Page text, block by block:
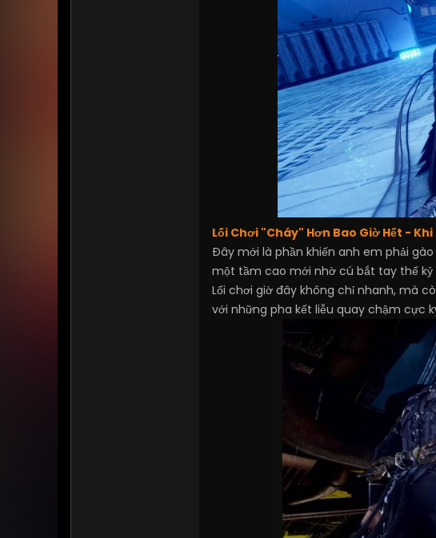
Lối Chơi "Cháy" Hơn Bao Giờ Hết -
Đây mới là phần khiến anh em phải
một tầm cao mới nhờ cú bắt tay thế kỷ
Lối chơi giờ đây không chỉ nhanh, mà
với những pha kết liễu quay chậm cực